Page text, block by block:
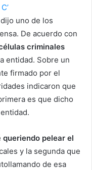
uno de los
De acuerdo con
criminales
entidad. Sobre un
firmado por el
indicaron que
es que dicho
queriendo pelear el
y la segunda que
de esa